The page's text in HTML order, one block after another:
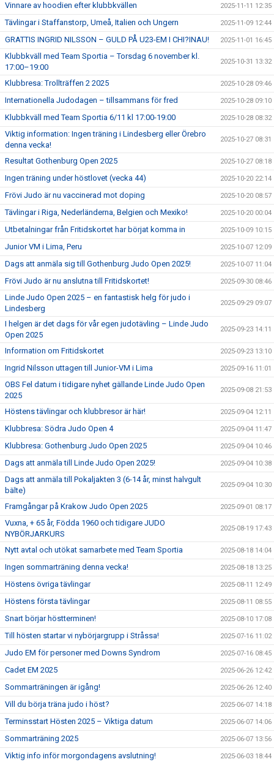
Vinnare av hoodien efter klubbkvällen 2025-11-11 12:35
Tävlingar i Staffanstorp, Umeå, Italien och Ungern 2025-11-09 12:44
GRATTIS INGRID NILSSON – GULD PÅ U23-EM I CHI?INAU! 2025-11-01 16:45
Klubbkväll med Team Sportia – Torsdag 6 november kl.
17:00–19:00
2025-10-31 13:32
Klubbresa: Trollträffen 2 2025 2025-10-28 09:46
Internationella Judodagen – tillsammans för fred 2025-10-28 09:10
Klubbkväll med Team Sportia 6/11 kl 17:00-19:00 2025-10-28 08:32
Viktig information: Ingen träning i Lindesberg eller Örebro
denna vecka!
2025-10-27 08:31
Resultat Gothenburg Open 2025 2025-10-27 08:18
Ingen träning under höstlovet (vecka 44) 2025-10-20 22:14
Frövi Judo är nu vaccinerad mot doping 2025-10-20 08:57
Tävlingar i Riga, Nederländerna, Belgien och Mexiko! 2025-10-20 00:04
Utbetalningar från Fritidskortet har börjat komma in 2025-10-09 10:15
Junior VM i Lima, Peru 2025-10-07 12:09
Dags att anmäla sig till Gothenburg Judo Open 2025! 2025-10-07 11:04
Frövi Judo är nu anslutna till Fritidskortet! 2025-09-30 08:46
Linde Judo Open 2025 – en fantastisk helg för judo i
Lindesberg
2025-09-29 09:07
I helgen är det dags för vår egen judotävling – Linde Judo
Open 2025
2025-09-23 14:11
Information om Fritidskortet 2025-09-23 13:10
Ingrid Nilsson uttagen till Junior-VM i Lima 2025-09-16 11:01
OBS Fel datum i tidigare nyhet gällande Linde Judo Open
2025
2025-09-08 21:53
Höstens tävlingar och klubbresor är här! 2025-09-04 12:11
Klubbresa: Södra Judo Open 4 2025-09-04 11:47
Klubbresa: Gothenburg Judo Open 2025 2025-09-04 10:46
Dags att anmäla till Linde Judo Open 2025! 2025-09-04 10:38
Dags att anmäla till Pokaljakten 3 (6-14 år, minst halvgult
bälte)
2025-09-04 10:30
Framgångar på Krakow Judo Open 2025 2025-09-01 08:17
Vuxna, + 65 år, Födda 1960 och tidigare JUDO
NYBÖRJARKURS
2025-08-19 17:43
Nytt avtal och utökat samarbete med Team Sportia 2025-08-18 14:04
Ingen sommarträning denna vecka! 2025-08-18 13:25
Höstens övriga tävlingar 2025-08-11 12:49
Höstens första tävlingar 2025-08-11 08:55
Snart börjar höstterminen! 2025-08-10 17:08
Till hösten startar vi nybörjargrupp i Stråssa! 2025-07-16 11:02
Judo EM för personer med Downs Syndrom 2025-07-16 08:45
Cadet EM 2025 2025-06-26 12:42
Sommarträningen är igång! 2025-06-26 12:40
Vill du börja träna judo i höst? 2025-06-07 14:18
Terminsstart Hösten 2025 – Viktiga datum 2025-06-07 14:06
Sommarträning 2025 2025-06-07 13:56
Viktig info inför morgondagens avslutning! 2025-06-03 18:44